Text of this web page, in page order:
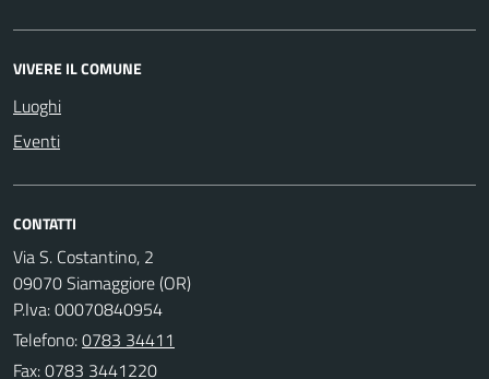
VIVERE IL COMUNE
Luoghi
Eventi
CONTATTI
Via S. Costantino, 2
09070 Siamaggiore (OR)
P.Iva: 00070840954
Telefono:0783 34411
Fax: 0783 3441220